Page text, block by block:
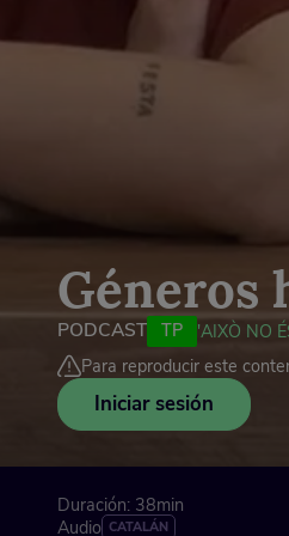
Géneros
PODCAST TP
'AIXÒ NO
Para reproducir este
Iniciar sesión
Duración: 38min
Audio CATALÁN